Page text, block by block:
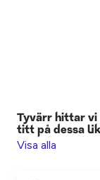
Tyvärr hittar vi
titt på dessa
Visa alla